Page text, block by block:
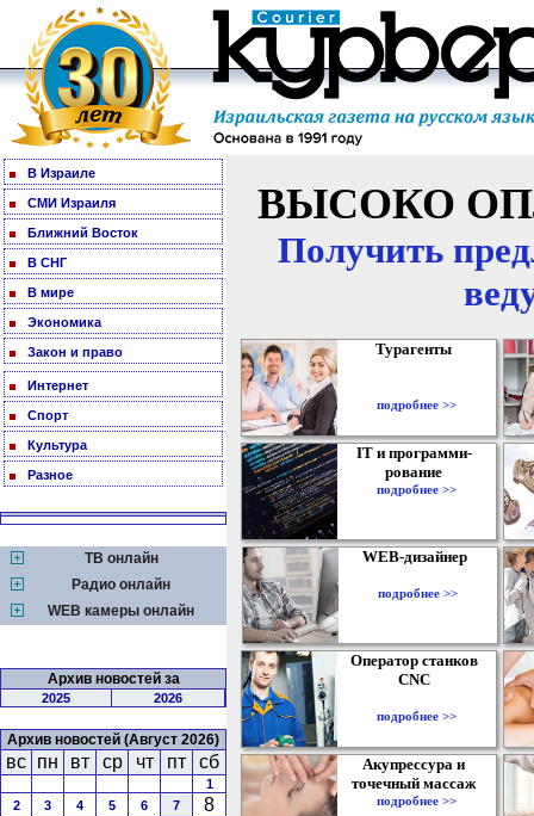
В Израиле
СМИ Израиля
Ближний Восток
В СНГ
В мире
Экономика
Закон и право
Интернет
Спорт
Культура
Разное
ТВ онлайн
Радио онлайн
WEB камеры онлайн
Архив новостей за
2025 2026
Архив новостей (Август 2026)
вс пн вт ср чт пт сб
1
2
3 4 5 6 7
8
ВЫСОКО
Получить
Турагенты
подробнее >>
IT и программи-
рование
подробнее >>
WEB-дизайнер
подробнее >>
Оператор станков
CNC
подробнее >>
Акупрессура и
точечный массаж
подробнее >>